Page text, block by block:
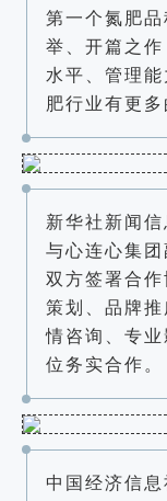
第一个氮肥
举、开篇之
水平、管理
肥行业有更
新华社新闻
与心连心集
双方签署合
策划、品牌
情咨询、专
位务实合作。
中国经济信